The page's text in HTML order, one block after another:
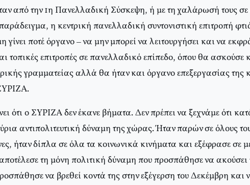
από την 1η Πανελλαδική Σύσκεψη, ή με τη χαλάρωσή τους
η κεντρική πανελλαδική συντονιστική επιτροπή
γίνει ποτέ όργανο – να μην μπορεί να λειτουργήσει και να
τοπικές επιτροπές σε πανελλαδικό επίπεδο, όπου θα ασκούσε
γραμματείας αλλά θα ήταν και όργανο επεξεργασίας της
ότι ο ΣΥΡΙΖΑ δεν έκανε βήματα. Δεν πρέπει να ξεχνάμε ότι
αντιπολιτευτική δύναμη της χώρας. Ήταν παρών σε όλους
ήταν δίπλα σε όλα τα κοινωνικά κινήματα και εξέφρασε σε
τη μόνη πολιτική δύναμη που προσπάθησε να
να βρεθεί κοντά της στην εξέγερση του Δεκέμβρη και